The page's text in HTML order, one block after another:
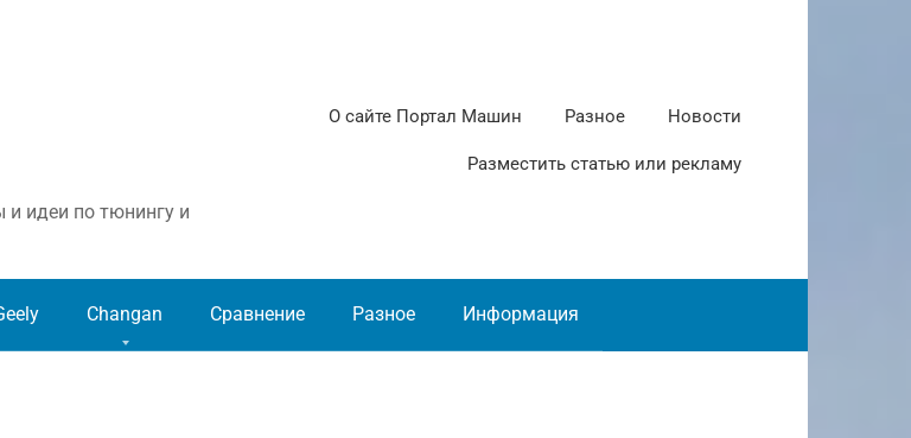
и идеи по тюнингу и
О сайте Портал Машин Разное Новости
Разместить статью или рекламу
Changan Сравнение Разное Информация